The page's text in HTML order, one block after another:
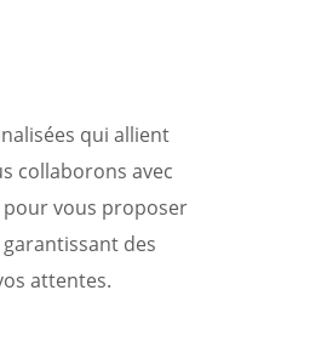
attentes.